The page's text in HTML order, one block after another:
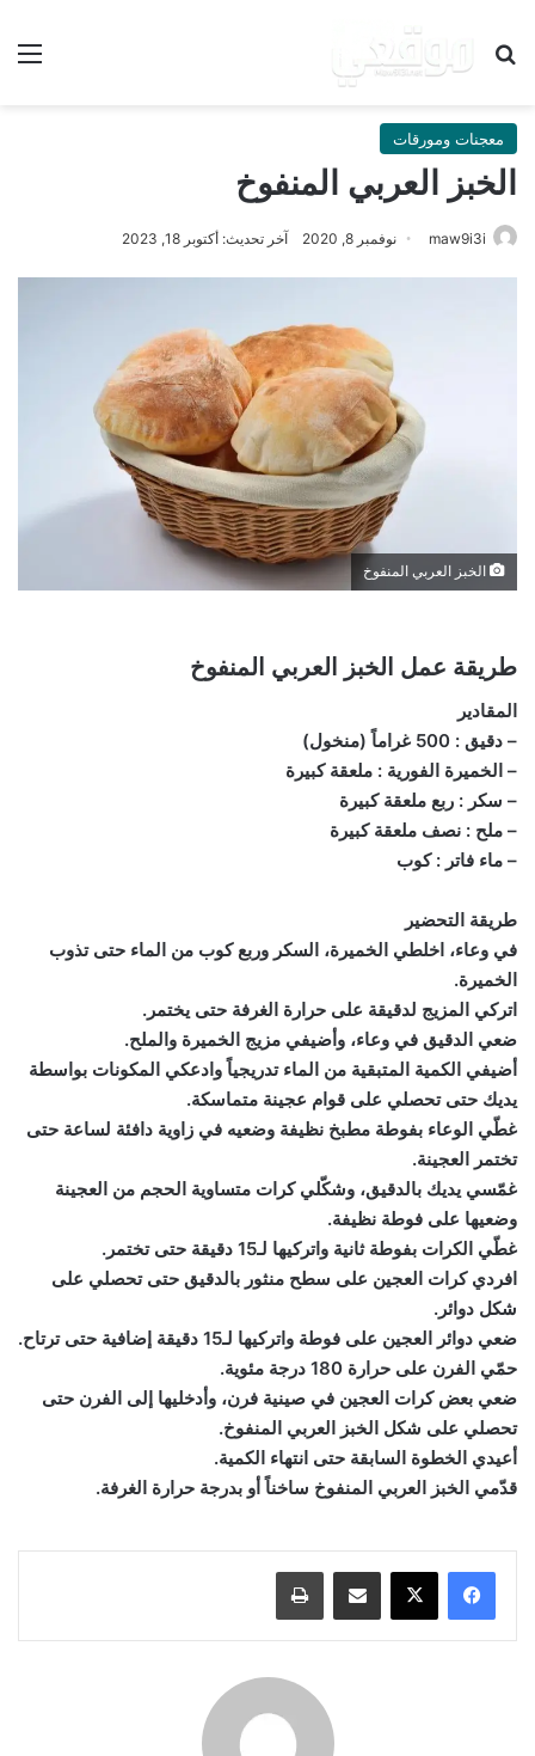
بحث عن
معجنات ومورقات
الخبز العربي المنفوخ
maw9i3i نوفمبر 8, 2020 آخر تحديث: أكتوبر 18, 2023
الخبز العربي المنفوخ
طريقة عمل الخبز العربي المنفوخ
المقادير
– دقيق : 500 غراماً (منخول)
– الخميرة الفورية : ملعقة كبيرة
– سكر : ربع ملعقة كبيرة
– ملح : نصف ملعقة كبيرة
– ماء فاتر : كوب
طريقة التحضير
في وعاء، اخلطي الخميرة، السكر وربع كوب من الماء حتى تذوب
الخميرة.
اتركي المزيج لدقيقة على حرارة الغرفة حتى يختمر.
ضعي الدقيق في وعاء، وأضيفي مزيج الخميرة والملح.
أضيفي الكمية المتبقية من الماء تدريجياً وادعكي المكونات بواسطة
يديك حتى تحصلي على قوام عجينة متماسكة.
غطّي الوعاء بفوطة مطبخ نظيفة وضعيه في زاوية دافئة لساعة حتى
تختمر العجينة.
غمّسي يديك بالدقيق، وشكّلي كرات متساوية الحجم من العجينة
وضعيها على فوطة نظيفة.
غطّي الكرات بفوطة ثانية واتركيها لـ15 دقيقة حتى تختمر.
افردي كرات العجين على سطح منثور بالدقيق حتى تحصلي على
شكل دوائر.
ضعي دوائر العجين على فوطة واتركيها لـ15 دقيقة إضافية حتى ترتاح.
حمّي الفرن على حرارة 180 درجة مئوية.
ضعي بعض كرات العجين في صينية فرن، وأدخليها إلى الفرن حتى
تحصلي على شكل الخبز العربي المنفوخ.
أعيدي الخطوة السابقة حتى انتهاء الكمية.
قدّمي الخبز العربي المنفوخ ساخناً أو بدرجة حرارة الغرفة.
مشاركة عبر البريد طباعة